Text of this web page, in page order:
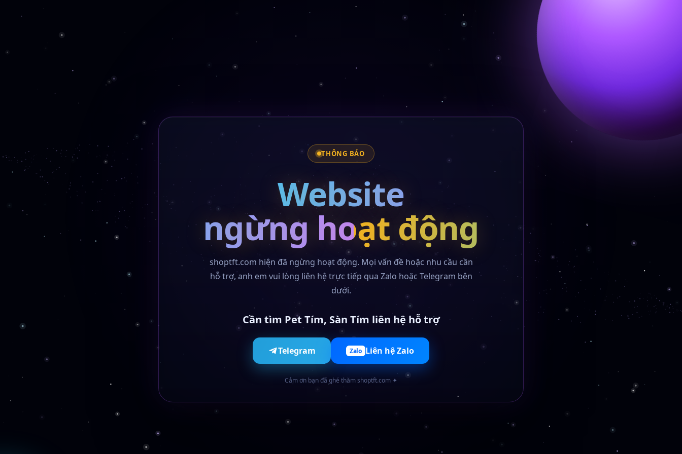
THÔNG BÁO
Website
ngừng hoạt động
shoptft.com hiện đã ngừng hoạt động. Mọi vấn đề hoặc nhu cầu cần
hỗ trợ, anh em vui lòng liên hệ trực tiếp qua Zalo hoặc Telegram bên
dưới.
Cần tìm Pet Tím, Sàn Tím liên hệ hỗ trợ
Telegram Zalo Liên hệ Zalo
Cảm ơn bạn đã ghé thăm shoptft.com ✦